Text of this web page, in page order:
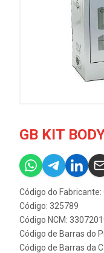
GB KIT
Código do
Código: 325789
Código NCM:
Código de Barras do
Código de Barras da